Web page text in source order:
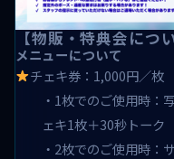
【物販・特典会につい
メニューについて
チェキ券：1,000円／枚
・1枚でのご使用時：
ェキ1枚＋30秒トーク
・2枚でのご使用時：